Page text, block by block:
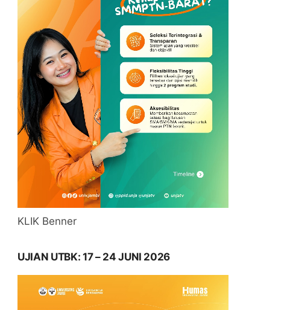
KLIK Benner
UJIAN UTBK: 17 – 24 JUNI 2026